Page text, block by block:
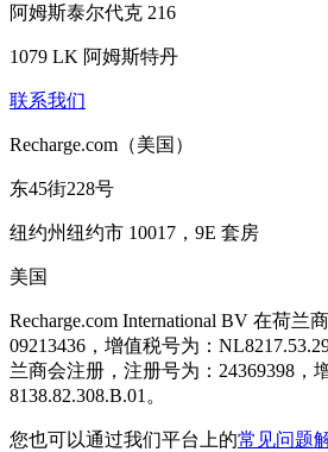
阿姆斯泰尔代克 216
1079 LK 阿姆斯特丹
联系我们
Recharge.com（美国）
东45街228号
纽约州纽约市 10017，9E 套房
美国
Recharge.com International BV 在荷兰
09213436，增值税号为：
兰商会注册，注册号为：24369398，
8138.82.308.B.01。
您也可以通过我们平台上的常见问题